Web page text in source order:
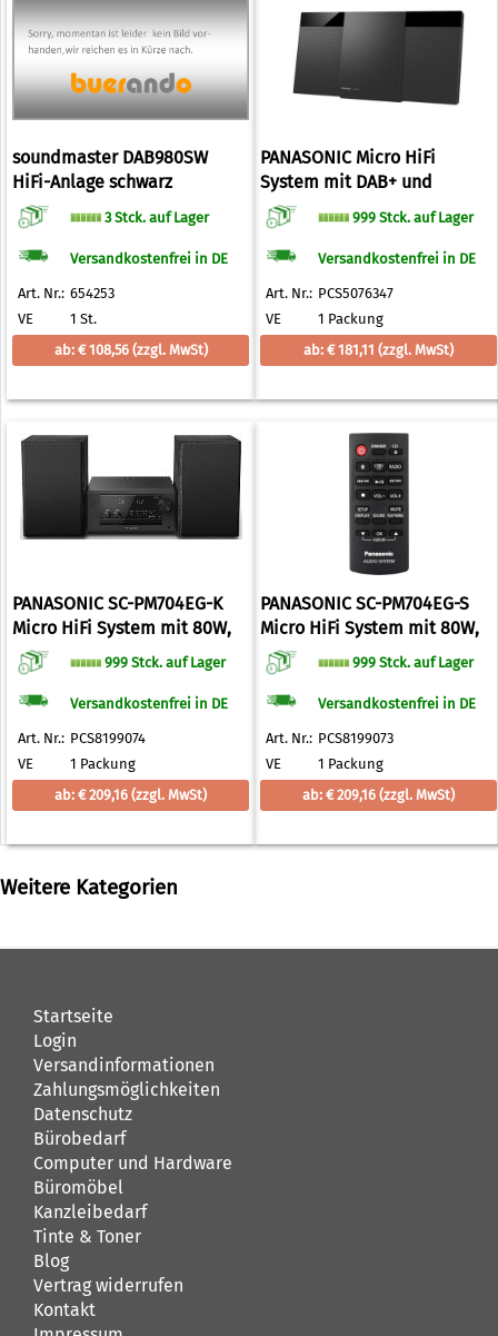
soundmaster DAB980SW
HiFi-Anlage schwarz
3 Stck. auf Lager
Versandkostenfrei in DE
Art. Nr.: 654253
VE
1 St.
ab: € 108,56 (zzgl. MwSt)
PANASONIC Micro HiFi
System mit DAB+ und
Bluetooth schwarz
999 Stck. auf Lager
Versandkostenfrei in DE
Art. Nr.: PCS5076347
VE
1 Packung
ab: € 181,11 (zzgl. MwSt)
PANASONIC SC-PM704EG-K
Micro HiFi System mit 80W,
CD, Bluetooth, DAB+, schwarz
999 Stck. auf Lager
Versandkostenfrei in DE
Art. Nr.: PCS8199074
VE
1 Packung
ab: € 209,16 (zzgl. MwSt)
PANASONIC SC-PM704EG-S
Micro HiFi System mit 80W,
CD, Bluetooth, DAB+, silber
999 Stck. auf Lager
Versandkostenfrei in DE
Art. Nr.: PCS8199073
VE
1 Packung
ab: € 209,16 (zzgl. MwSt)
Weitere Kategorien
Startseite
Login
Versandinformationen
Zahlungsmöglichkeiten
Datenschutz
Bürobedarf
Computer und Hardware
Büromöbel
Kanzleibedarf
Tinte & Toner
Blog
Vertrag widerrufen
Kontakt